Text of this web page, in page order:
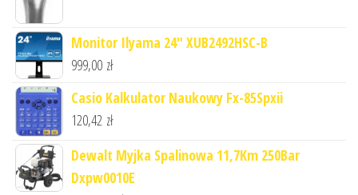
Monitor Ilyama 24" XUB2492HSC-B
999,00 zł
Casio Kalkulator Naukowy Fx-85Spxii
120,42 zł
Dewalt Myjka Spalinowa 11,7Km 250Bar
Dxpw0010E